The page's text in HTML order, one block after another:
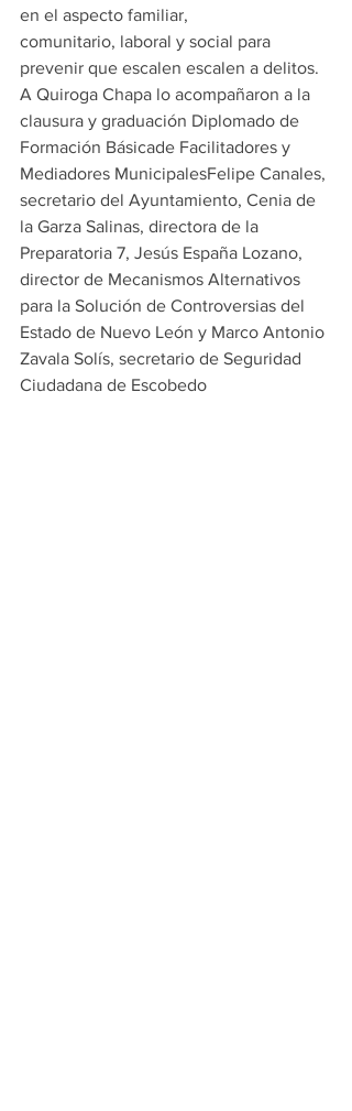
en el aspecto familiar,
comunitario, laboral y social para
prevenir que escalen escalen a delitos.
A Quiroga Chapa lo acompañaron a la
clausura y graduación Diplomado de
Formación Básicade Facilitadores y
Mediadores MunicipalesFelipe Canales,
secretario del Ayuntamiento, Cenia de
la Garza Salinas, directora de la
Preparatoria 7, Jesús España Lozano,
director de Mecanismos Alternativos
para la Solución de Controversias del
Estado de Nuevo León y Marco Antonio
Zavala Solís, secretario de Seguridad
Ciudadana de Escobedo